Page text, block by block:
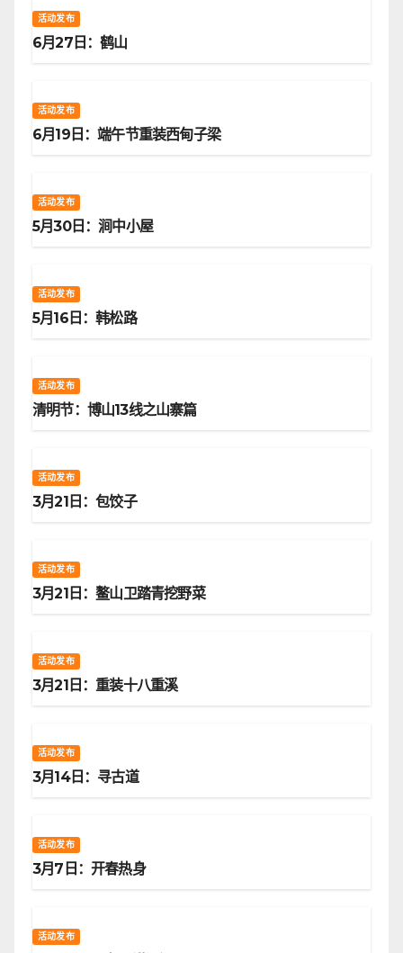
活动发布
6月27日：鹤山
活动发布
6月19日：端午节重装西甸子梁
活动发布
5月30日：涧中小屋
活动发布
5月16日：韩松路
活动发布
清明节：博山13线之山寨篇
活动发布
3月21日：包饺子
活动发布
3月21日：鳌山卫踏青挖野菜
活动发布
3月21日：重装十八重溪
活动发布
3月14日：寻古道
活动发布
3月7日：开春热身
活动发布